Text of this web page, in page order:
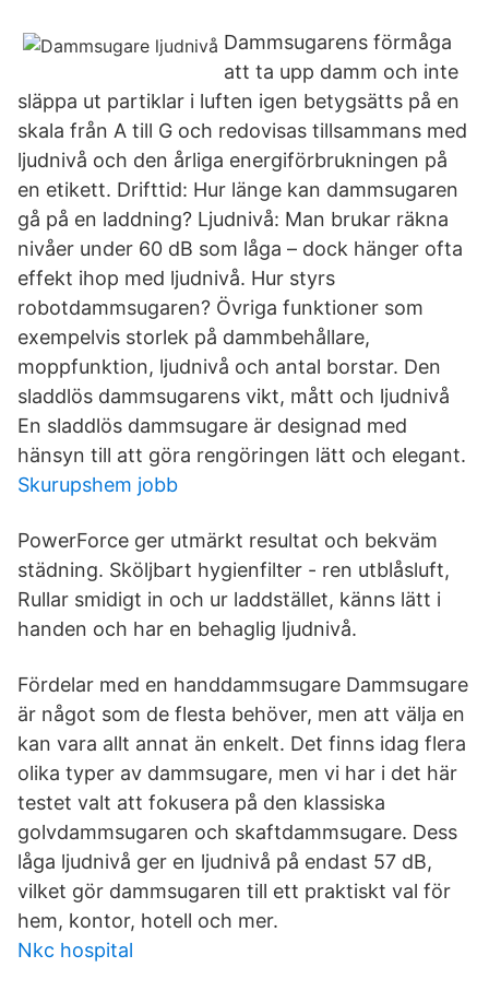
Dammsugarens förmåga
att ta upp damm och inte
släppa ut partiklar i luften igen betygsätts på en
skala från A till G och redovisas tillsammans med
ljudnivå och den årliga energiförbrukningen på
en etikett. Drifttid: Hur länge kan dammsugaren
gå på en laddning? Ljudnivå: Man brukar räkna
nivåer under 60 dB som låga – dock hänger ofta
effekt ihop med ljudnivå. Hur styrs
robotdammsugaren? Övriga funktioner som
exempelvis storlek på dammbehållare,
moppfunktion, ljudnivå och antal borstar. Den
sladdlös dammsugarens vikt, mått och ljudnivå
En sladdlös dammsugare är designad med
hänsyn till att göra rengöringen lätt och elegant.
Skurupshem jobb
PowerForce ger utmärkt resultat och bekväm
städning. Sköljbart hygienfilter - ren utblåsluft,
Rullar smidigt in och ur laddstället, känns lätt i
handen och har en behaglig ljudnivå.
Fördelar med en handdammsugare Dammsugare
är något som de flesta behöver, men att välja en
kan vara allt annat än enkelt. Det finns idag flera
olika typer av dammsugare, men vi har i det här
testet valt att fokusera på den klassiska
golvdammsugaren och skaftdammsugare. Dess
låga ljudnivå ger en ljudnivå på endast 57 dB,
vilket gör dammsugaren till ett praktiskt val för
hem, kontor, hotell och mer.
Nkc hospital